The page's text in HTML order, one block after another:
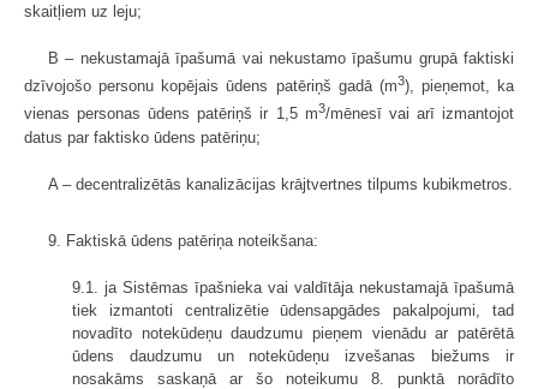
skaitļiem uz leju;
B – nekustamajā īpašumā vai nekustamo īpašumu grupā faktiski
dzīvojošo personu kopējais ūdens patēriņš gadā (m3), pieņemot, ka
vienas personas ūdens patēriņš ir 1,5 m3/mēnesī vai arī izmantojot
datus par faktisko ūdens patēriņu;
A – decentralizētās kanalizācijas krājtvertnes tilpums kubikmetros.
9. Faktiskā ūdens patēriņa noteikšana:
9.1. ja Sistēmas īpašnieka vai valdītāja nekustamajā īpašumā
tiek izmantoti centralizētie ūdensapgādes pakalpojumi, tad
novadīto notekūdeņu daudzumu pieņem vienādu ar patērētā
ūdens daudzumu un notekūdeņu izvešanas biežums ir
nosakāms saskaņā ar šo noteikumu 8. punktā norādīto